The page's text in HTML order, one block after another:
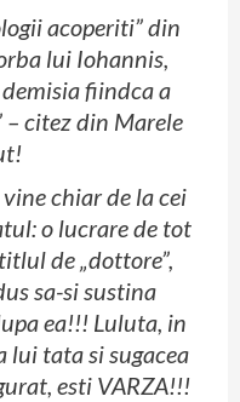
acoperiti” din
lui Iohannis,
fiindca a
citez din Marele
chiar de la cei
o lucrare de tot
de „dottore”,
sa-si sustina
ea!!! Luluta, in
lui tata si sugacea
esti VARZA!!!